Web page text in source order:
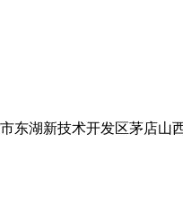
东湖新技术开发区茅店山